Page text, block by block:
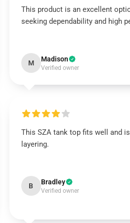
This product is an excellent
seeking dependability and high
M Madison
Verified owner
This SZA tank top fits well and
layering.
B Bradley
Verified owner